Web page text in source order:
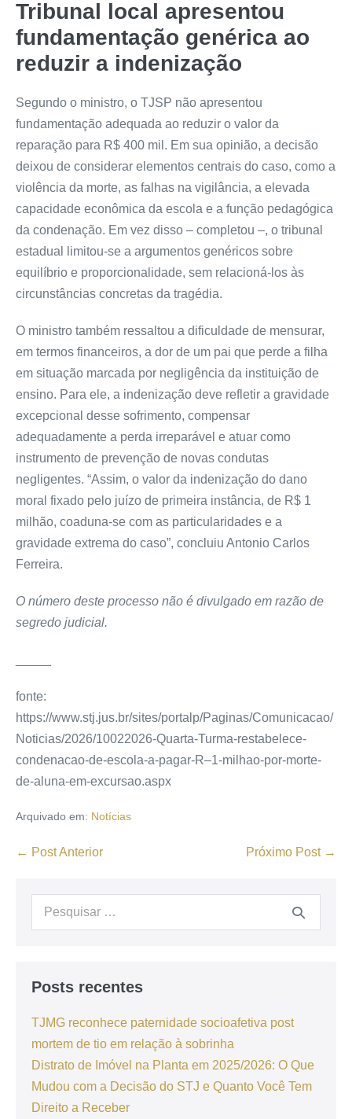
Tribunal local apresentou
fundamentação genérica ao
reduzir a indenização
Segundo o ministro, o TJSP não apresentou
fundamentação adequada ao reduzir o valor da
reparação para R$ 400 mil. Em sua opinião, a decisão
deixou de considerar elementos centrais do caso, como a
violência da morte, as falhas na vigilância, a elevada
capacidade econômica da escola e a função pedagógica
da condenação. Em vez disso – completou –, o tribunal
estadual limitou-se a argumentos genéricos sobre
equilíbrio e proporcionalidade, sem relacioná-los às
circunstâncias concretas da tragédia.
O ministro também ressaltou a dificuldade de mensurar,
em termos financeiros, a dor de um pai que perde a filha
em situação marcada por negligência da instituição de
ensino. Para ele, a indenização deve refletir a gravidade
excepcional desse sofrimento, compensar
adequadamente a perda irreparável e atuar como
instrumento de prevenção de novas condutas
negligentes. “Assim, o valor da indenização do dano
moral fixado pelo juízo de primeira instância, de R$ 1
milhão, coaduna-se com as particularidades e a
gravidade extrema do caso”, concluiu Antonio Carlos
Ferreira.
O número deste processo não é divulgado em razão de
segredo judicial.
fonte:
https://www.stj.jus.br/sites/portalp/Paginas/Comunicacao/
Noticias/2026/10022026-Quarta-Turma-restabelece-
condenacao-de-escola-a-pagar-R–1-milhao-por-morte-
de-aluna-em-excursao.aspx
Arquivado em: Notícias
← Post Anterior Próximo Post →
Posts recentes
TJMG reconhece paternidade socioafetiva post
mortem de tio em relação à sobrinha
Distrato de Imóvel na Planta em 2025/2026: O Que
Mudou com a Decisão do STJ e Quanto Você Tem
Direito a Receber